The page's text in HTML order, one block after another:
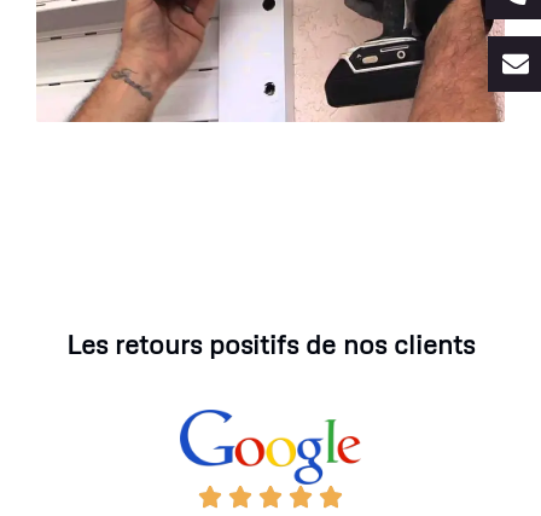
Les retours positifs de nos clients